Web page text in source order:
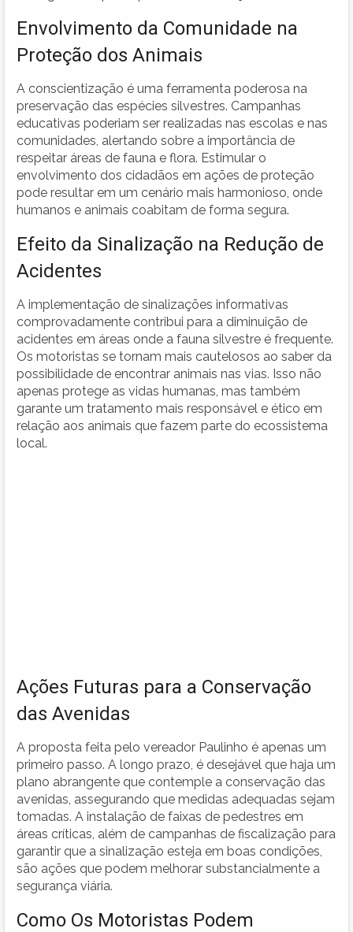
Envolvimento da Comunidade na
Proteção dos Animais
A conscientização é uma ferramenta poderosa na
preservação das espécies silvestres. Campanhas
educativas poderiam ser realizadas nas escolas e nas
comunidades, alertando sobre a importância de
respeitar áreas de fauna e flora. Estimular o
envolvimento dos cidadãos em ações de proteção
pode resultar em um cenário mais harmonioso, onde
humanos e animais coabitam de forma segura.
Efeito da Sinalização na Redução de
Acidentes
A implementação de sinalizações informativas
comprovadamente contribui para a diminuição de
acidentes em áreas onde a fauna silvestre é frequente.
Os motoristas se tornam mais cautelosos ao saber da
possibilidade de encontrar animais nas vias. Isso não
apenas protege as vidas humanas, mas também
garante um tratamento mais responsável e ético em
relação aos animais que fazem parte do ecossistema
local.
Ações Futuras para a Conservação
das Avenidas
A proposta feita pelo vereador Paulinho é apenas um
primeiro passo. A longo prazo, é desejável que haja um
plano abrangente que contemple a conservação das
avenidas, assegurando que medidas adequadas sejam
tomadas. A instalação de faixas de pedestres em
áreas críticas, além de campanhas de fiscalização para
garantir que a sinalização esteja em boas condições,
são ações que podem melhorar substancialmente a
segurança viária.
Como Os Motoristas Podem